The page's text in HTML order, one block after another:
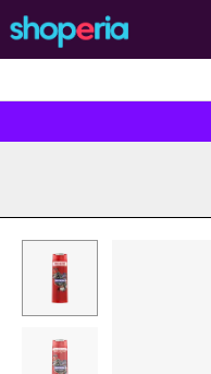
Népszerű márkák
Népszerű keresések